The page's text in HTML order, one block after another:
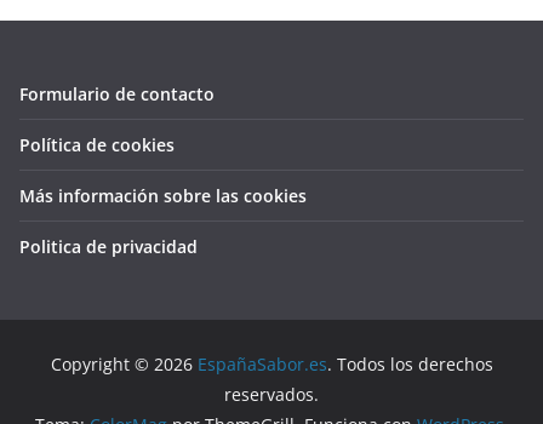
Formulario de contacto
Política de cookies
Más información sobre las cookies
Politica de privacidad
Copyright © 2026 EspañaSabor.es. Todos los derechos
reservados.